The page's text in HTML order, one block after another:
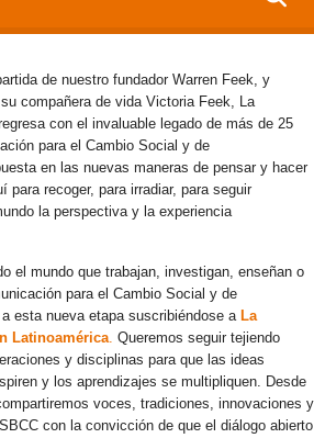
de nuestro fundador Warren Feek, y
compañera de vida Victoria Feek, La
con el invaluable legado de más de 25
para el Cambio Social y de
en las nuevas maneras de pensar y hacer
para recoger, para irradiar, para seguir
la perspectiva y la experiencia
el mundo que trabajan, investigan, enseñan o
para el Cambio Social y de
esta nueva etapa suscribiéndose a La
Latinoamérica. Queremos seguir tejiendo
y disciplinas para que las ideas
y los aprendizajes se multipliquen. Desde
voces, tradiciones, innovaciones y
con la convicción de que el diálogo abierto